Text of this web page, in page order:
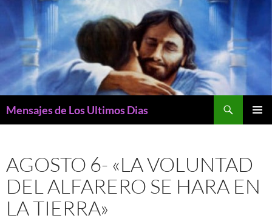
Mensajes de Los Ultimos Dias
AGOSTO 6- «LA VOLUNTAD
DEL ALFARERO SE HARA EN
LA TIERRA»